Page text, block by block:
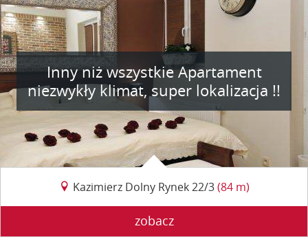
Inny niż wszystkie Apartament
niezwykły klimat, super lokalizacja !!
Kazimierz Dolny Rynek 22/3(84 m)
zobacz